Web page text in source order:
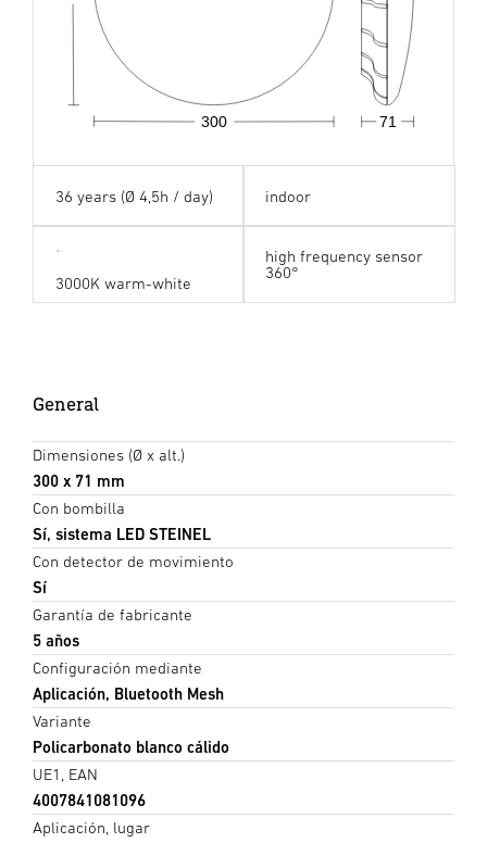
71
300
36 years (Ø 4,5h / day) indoor
3000K warm-white
high frequency sensor
360°
General
Dimensiones (Ø x alt.)
300 x 71 mm
Con bombilla
Sí, sistema LED STEINEL
Con detector de movimiento
Sí
Garantía de fabricante
5 años
Configuración mediante
Aplicación, Bluetooth Mesh
Variante
Policarbonato blanco cálido
UE1, EAN
4007841081096
Aplicación, lugar